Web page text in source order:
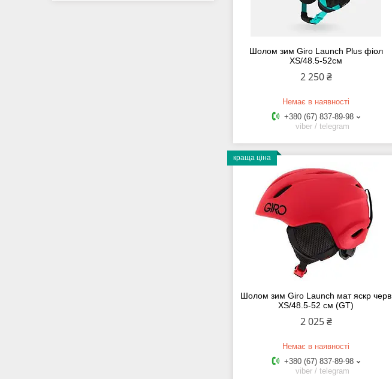
Шолом зим Giro Launch Plus фіол
XS/48.5-52см
2 250 ₴
Немає в наявності
+380 (67) 837-89-98
viber / telegram
краща ціна
Шолом зим Giro Launch мат яскр черв
XS/48.5-52 см (GT)
2 025 ₴
Немає в наявності
+380 (67) 837-89-98
viber / telegram